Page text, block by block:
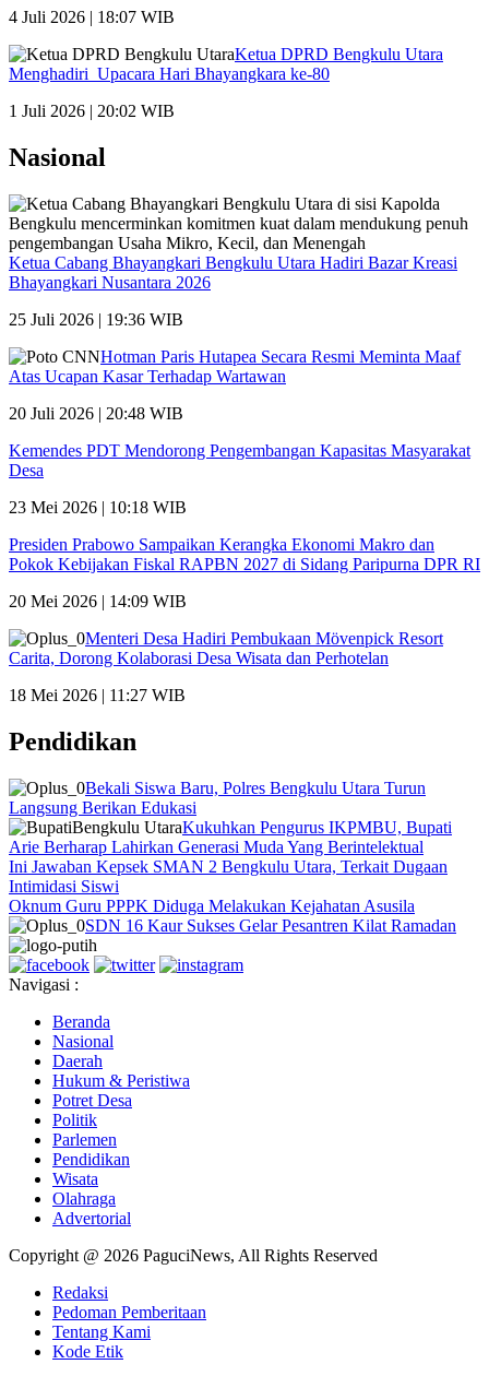
4 Juli 2026 | 18:07 WIB
Ketua DPRD Bengkulu Utara
Menghadiri Upacara Hari Bhayangkara ke-80
1 Juli 2026 | 20:02 WIB
Nasional
Ketua Cabang Bhayangkari Bengkulu Utara Hadiri Bazar Kreasi
Bhayangkari Nusantara 2026
25 Juli 2026 | 19:36 WIB
Hotman Paris Hutapea Secara Resmi Meminta Maaf
Atas Ucapan Kasar Terhadap Wartawan
20 Juli 2026 | 20:48 WIB
Kemendes PDT Mendorong Pengembangan Kapasitas Masyarakat
Desa
23 Mei 2026 | 10:18 WIB
Presiden Prabowo Sampaikan Kerangka Ekonomi Makro dan
Pokok Kebijakan Fiskal RAPBN 2027 di Sidang Paripurna DPR RI
20 Mei 2026 | 14:09 WIB
Menteri Desa Hadiri Pembukaan Mövenpick Resort
Carita, Dorong Kolaborasi Desa Wisata dan Perhotelan
18 Mei 2026 | 11:27 WIB
Pendidikan
Bekali Siswa Baru, Polres Bengkulu Utara Turun
Langsung Berikan Edukasi
Kukuhkan Pengurus IKPMBU, Bupati
Arie Berharap Lahirkan Generasi Muda Yang Berintelektual
Ini Jawaban Kepsek SMAN 2 Bengkulu Utara, Terkait Dugaan
Intimidasi Siswi
Oknum Guru PPPK Diduga Melakukan Kejahatan Asusila
SDN 16 Kaur Sukses Gelar Pesantren Kilat Ramadan
Navigasi :
Beranda
Nasional
Daerah
Hukum & Peristiwa
Potret Desa
Politik
Parlemen
Pendidikan
Wisata
Olahraga
Advertorial
Copyright @ 2026 PaguciNews, All Rights Reserved
Redaksi
Pedoman Pemberitaan
Tentang Kami
Kode Etik